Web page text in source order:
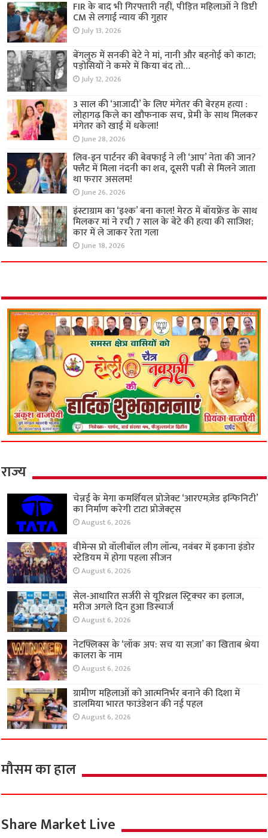
FIR के बाद भी गिरफ्तारी नहीं, पीड़ित महिलाओं ने डिप्टी
CM से लगाई न्याय की गुहार
July 13, 2026
बेंगलुरु में सनकी बेटे ने मां, नानी और बहनोई को काटा;
पड़ोसियों ने कमरे में किया बंद तो…
July 12, 2026
3 साल की ‘आजादी’ के लिए मंगेतर की बेरहम हत्या :
लोहागढ़ किले का खौफनाक सच, प्रेमी के साथ मिलकर
मंगेतर को खाई में धकेला!
June 28, 2026
लिव-इन पार्टनर की बेवफाई ने ली ‘आप’ नेता की जान?
फ्लैट में मिला नंदनी का शव, दूसरी पत्नी से मिलने जाता
था फरार असलम!
June 26, 2026
इंस्टाग्राम का ‘इश्क’ बना काल! मेरठ में बॉयफ्रेंड के साथ
मिलकर मां ने रची 7 साल के बेटे की हत्या की साजिश;
कार में ले जाकर रेता गला
June 18, 2026
राज्य
चेन्नई के मेगा कमर्शियल प्रोजेक्ट ‘आरएमज़ेड इन्फिनिटी’
का निर्माण करेगी टाटा प्रोजेक्ट्स
August 6, 2026
वीमेन्स प्रो वॉलीबॉल लीग लॉन्च, नवंबर में इकाना इंडोर
स्टेडियम में होगा पहला सीजन
August 6, 2026
सेल-आधारित सर्जरी से यूरिथ्रल स्ट्रिक्चर का इलाज,
मरीज अगले दिन हुआ डिस्चार्ज
August 6, 2026
नेटफ्लिक्स के ‘लॉक अप: सच या सज़ा’ का खिताब श्रेया
कालरा के नाम
August 6, 2026
ग्रामीण महिलाओं को आत्मनिर्भर बनाने की दिशा में
डालमिया भारत फाउंडेशन की नई पहल
August 6, 2026
मौसम का हाल
Share Market Live